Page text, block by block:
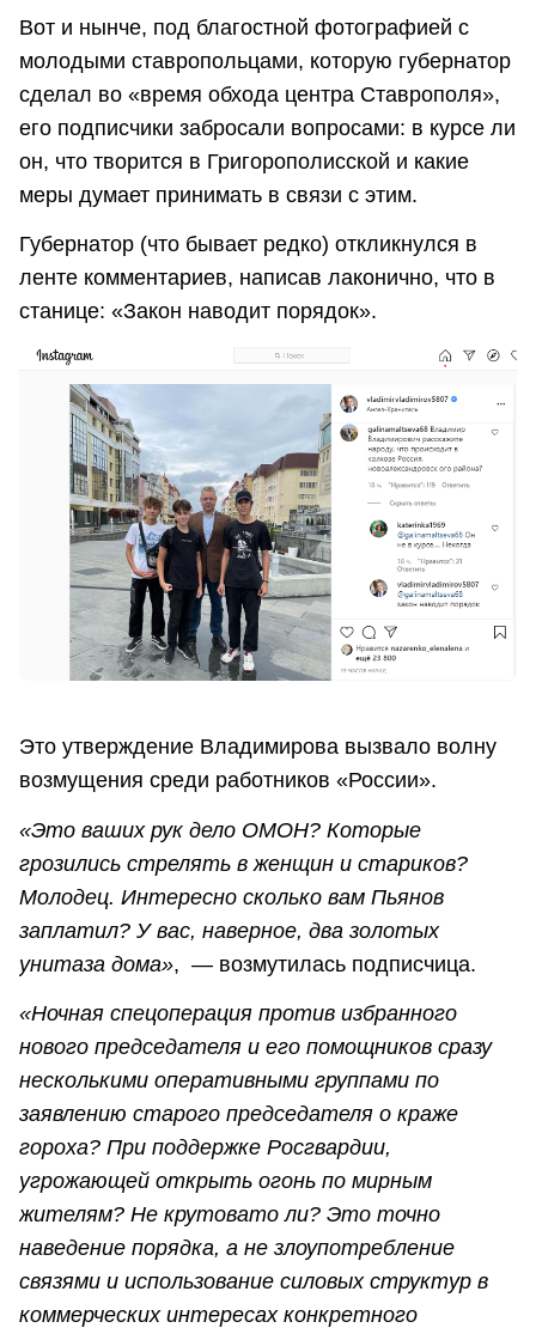
Вот и нынче, под благостной фотографией с
молодыми ставропольцами, которую губернатор
сделал во «время обхода центра Ставрополя»,
его подписчики забросали вопросами: в курсе ли
он, что творится в Григорополисской и какие
меры думает принимать в связи с этим.
Губернатор (что бывает редко) откликнулся в
ленте комментариев, написав лаконично, что в
станице: «Закон наводит порядок».
Это утверждение Владимирова вызвало волну
возмущения среди работников «России».
«Это ваших рук дело ОМОН? Которые
грозились стрелять в женщин и стариков?
Молодец. Интересно сколько вам Пьянов
заплатил? У вас, наверное, два золотых
унитаза дома», — возмутилась подписчица.
«Ночная спецоперация против избранного
нового председателя и его помощников сразу
несколькими оперативными группами по
заявлению старого председателя о краже
гороха? При поддержке Росгвардии,
угрожающей открыть огонь по мирным
жителям? Не крутовато ли? Это точно
наведение порядка, а не злоупотребление
связями и использование силовых структур в
коммерческих интересах конкретного